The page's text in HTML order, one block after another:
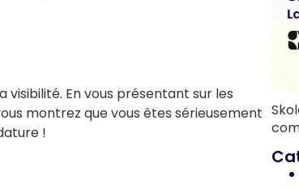
visibilité. En vous présentant sur les
montrez que vous êtes sérieusement
!